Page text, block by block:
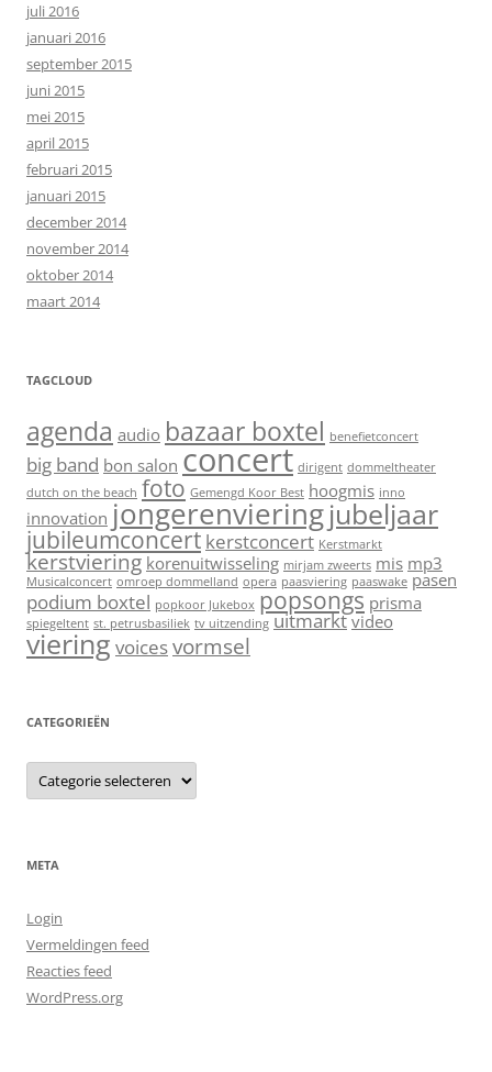
juli 2016
januari 2016
september 2015
juni 2015
mei 2015
april 2015
februari 2015
januari 2015
december 2014
november 2014
oktober 2014
maart 2014
TAGCLOUD
agenda audio bazaar boxtel benefietconcert
big band bon salon concert dirigent dommeltheater
dutch on the beach foto Gemengd Koor Best hoogmis inno
innovation jongerenvieringjubeljaar
jubileumconcert kerstconcert Kerstmarkt
kerstviering korenuitwisseling mirjam zweerts mis mp3
Musicalconcert omroep dommelland opera paasviering paaswake pasen
podium boxtel popkoor Jukebox popsongs prisma
spiegeltent st. petrusbasiliek tv uitzending uitmarkt video
viering voicesvormsel
CATEGORIEËN
C
t
r
i
n
META
Login
Vermeldingen feed
Reacties feed
WordPress.org